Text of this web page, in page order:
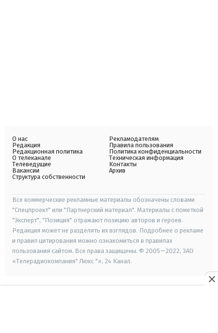
О нас
Редакция
Редакционная политика
О телеканале
Телеведущие
Вакансии
Структура собственности
Рекламодателям
Правила пользования
Политика конфиденциальности
Техническая информация
Контакты
Архив
Все коммерческие рекламные материалы обозначены словами
"Спецпроект" или "Партнерский материал". Материалы с пометкой
"Эксперт", "Позиция" отражают позицию авторов и героев.
Редакция может не разделять их взглядов. Подробнее о рекламе
и правил цитирования можно ознакомиться в правилах
пользования сайтом. Все права защищены. © 2005—2022, ЗАО
«Телерадиокомпания" Люкс "», 24 Канал.